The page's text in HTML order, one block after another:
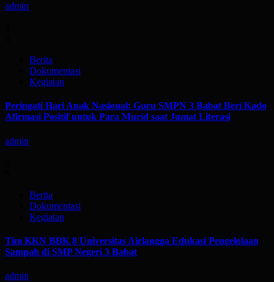
admin
Berita
Dokumentasi
Kegiatan
Peringati Hari Anak Nasional: Guru SMPN 3 Babat Beri Kado
Afirmasi Positif untuk Para Murid saat Jumat Literasi
admin
Berita
Dokumentasi
Kegiatan
Tim KKN BBK 8 Universitas Airlangga Edukasi Pengelolaan
Sampah di SMP Negeri 3 Babat
admin